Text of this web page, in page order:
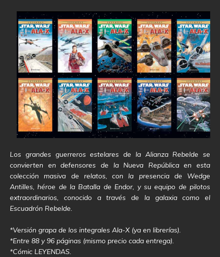
Los grandes guerreros estelares de la Alianza Rebelde se
convierten en defensores de la Nueva República en esta
colección masiva de relatos, con la presencia de Wedge
Antilles, héroe de la Batalla de Endor, y su equipo de pilotos
extraordinarios, conocido a través de la galaxia como el
Escuadrón Rebelde.
*Versión grapa de los integrales Ala-X (ya en librerías).
*Entre 88 y 96 páginas (mismo precio cada entrega).
*Cómic LEYENDAS.